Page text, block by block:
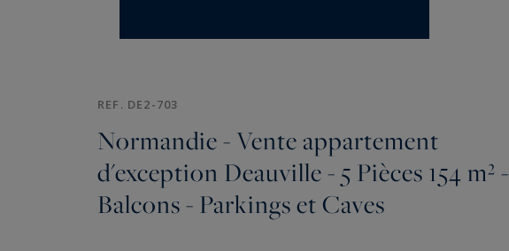
REF. DE2-703
Normandie - Vente appartement
d'exception Deauville - 5 Pièces 154 m² -
Balcons - Parkings et Caves